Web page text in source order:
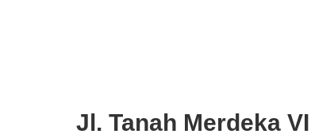
Jl. Tanah Merdeka